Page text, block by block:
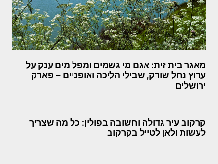
מאגר בית זית: אגם מי גשמים ומפל מים ענק על
ערוץ נחל שורק, שבילי הליכה ואופניים – פארק
ירושלים
קרקוב עיר גדולה וחשובה בפולין: כל מה שצריך
לעשות ולאן לטייל בקרקוב